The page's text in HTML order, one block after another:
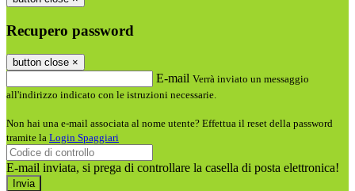
Recupero password
button close ×
E-mail Verrà inviato un messaggio
all'indirizzo indicato con le istruzioni necessarie.
Non hai una e-mail associata al nome utente? Effettua il reset della password
tramite la Login Spaggiari
E-mail inviata, si prega di controllare la casella di posta elettronica!